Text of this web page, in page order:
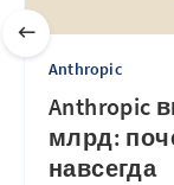
Anthropic
Anthropic
млрд:
навсегда